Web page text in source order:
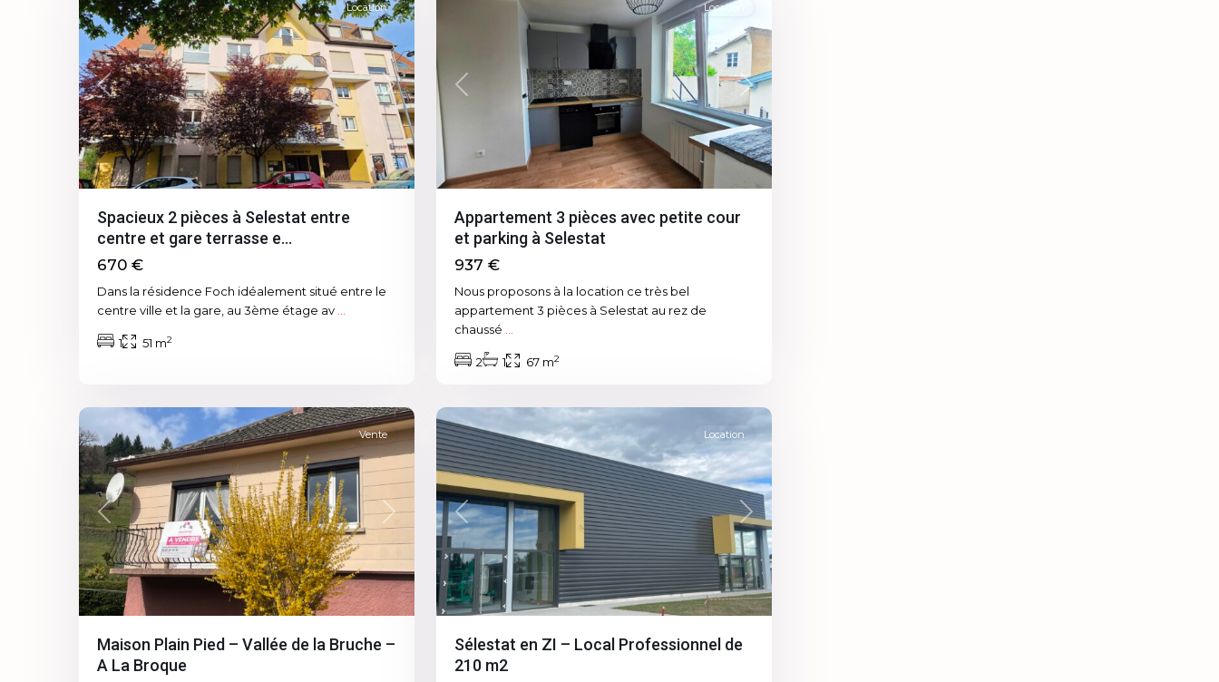
Previous Next
Location
Spacieux 2 pièces à Selestat entre
centre et gare terrasse e...
670 €
Dans la résidence Foch idéalement situé entre le
centre ville et la gare, au 3ème étage av
1 51 m2
Previous Next
Location
Appartement 3 pièces avec petite cour
et parking à Selestat
937 €
Nous proposons à la location ce très bel
appartement 3 pièces à Selestat au rez de
chaussé
2 1 67 m2
Previous Next
Vente
Maison Plain Pied – Vallée de la Bruche –
A La Broque
Previous Next
Location
Sélestat en ZI – Local Professionnel de
210 m2